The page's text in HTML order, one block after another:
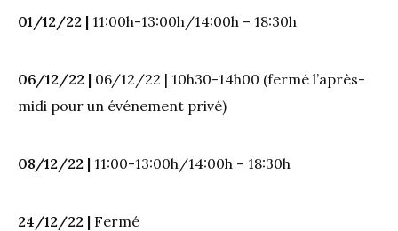
01/12/22 | 11:00h-13:00h/14:00h – 18:30h
06/12/22 | 06/12/22 | 10h30-14h00 (fermé l’après-
midi pour un événement privé)
08/12/22 | 11:00-13:00h/14:00h – 18:30h
24/12/22 | Fermé